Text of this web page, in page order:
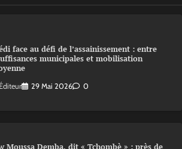
face au défi de l’assainissement : entre
municipales et mobilisation
Éditeur 29 Mai 2026 0
Moussa Demba, dit « Tchombè » : près de